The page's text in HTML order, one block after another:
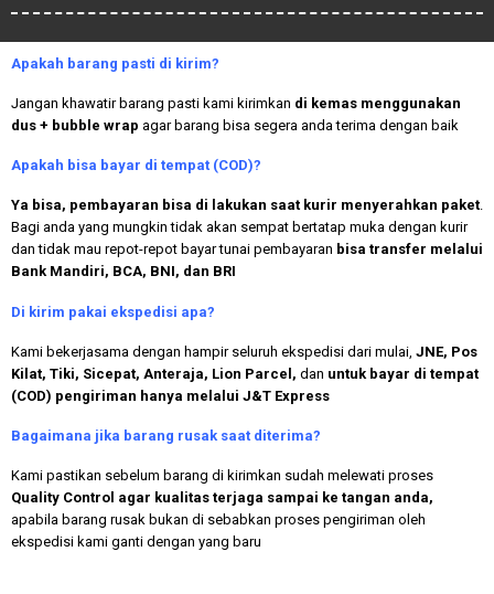
Apakah barang pasti di kirim?
Jangan khawatir barang pasti kami kirimkan di kemas menggunakan
dus + bubble wrap agar barang bisa segera anda terima dengan baik
Apakah bisa bayar di tempat (COD)?
Ya bisa, pembayaran bisa di lakukan saat kurir menyerahkan paket.
Bagi anda yang mungkin tidak akan sempat bertatap muka dengan kurir
dan tidak mau repot-repot bayar tunai pembayaran bisa transfer melalui
Bank Mandiri, BCA, BNI, dan BRI
Di kirim pakai ekspedisi apa?
Kami bekerjasama dengan hampir seluruh ekspedisi dari mulai, JNE, Pos
Kilat, Tiki, Sicepat, Anteraja, Lion Parcel, dan untuk bayar di tempat
(COD) pengiriman hanya melalui J&T Express
Bagaimana jika barang rusak saat diterima?
Kami pastikan sebelum barang di kirimkan sudah melewati proses
Quality Control agar kualitas terjaga sampai ke tangan anda,
apabila barang rusak bukan di sebabkan proses pengiriman oleh
ekspedisi kami ganti dengan yang baru